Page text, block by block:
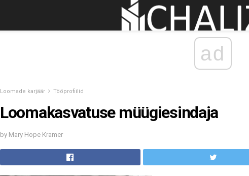
ad
Loomade karjäär Tööprofiilid
Loomakasvatuse müügiesindaja
by Mary Hope Kramer